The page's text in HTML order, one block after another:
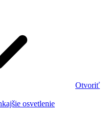
Otvoriť
osvetlenie